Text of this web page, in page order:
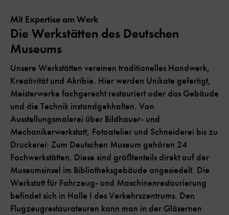
Mit Expertise am Werk
Die Werkstätten des Deutschen
Museums
Unsere Werkstätten vereinen traditionelles Handwerk,
Kreativität und Akribie. Hier werden Unikate gefertigt,
Meisterwerke fachgerecht restauriert oder das Gebäude
und die Technik instandgehhalten. Von
Ausstellungsmalerei über Bildhauer- und
Mechanikerwerkstatt, Fotoatelier und Schneiderei bis zu
Druckerei: Zum Deutschen Museum gehören 24
Fachwerkstätten. Diese sind größtenteils direkt auf der
Museumsinsel im Bibliotheksgebäude angesiedelt. Die
Werkstatt für Fahrzeug- und Maschinenrestaurierung
befindet sich in Halle I des Verkehrszentrums. Den
Flugzeugrestaurateuren kann man in der Gläsernen